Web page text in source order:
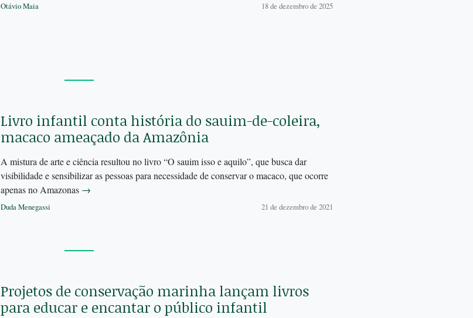
Otávio Maia 18 de dezembro de 2025
Livro infantil conta história do sauim-de-coleira,
macaco ameaçado da Amazônia
A mistura de arte e ciência resultou no livro “O sauim isso e aquilo”, que busca dar
visibilidade e sensibilizar as pessoas para necessidade de conservar o macaco, que ocorre
apenas no Amazonas →
Duda Menegassi 21 de dezembro de 2021
Projetos de conservação marinha lançam livros
para educar e encantar o público infantil